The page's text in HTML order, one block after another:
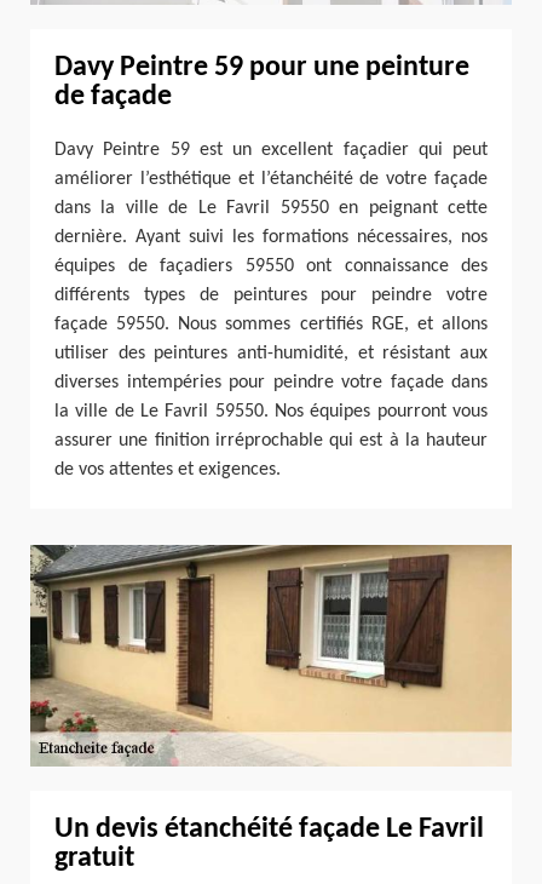
Davy Peintre 59 pour une peinture
de façade
Davy Peintre 59 est un excellent façadier qui peut
améliorer l’esthétique et l’étanchéité de votre façade
dans la ville de Le Favril 59550 en peignant cette
dernière. Ayant suivi les formations nécessaires, nos
équipes de façadiers 59550 ont connaissance des
différents types de peintures pour peindre votre
façade 59550. Nous sommes certifiés RGE, et allons
utiliser des peintures anti-humidité, et résistant aux
diverses intempéries pour peindre votre façade dans
la ville de Le Favril 59550. Nos équipes pourront vous
assurer une finition irréprochable qui est à la hauteur
de vos attentes et exigences.
Un devis étanchéité façade Le Favril
gratuit